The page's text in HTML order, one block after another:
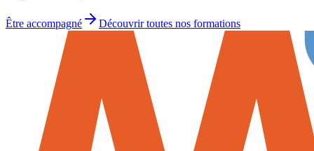
Être accompagné Découvrir toutes nos formations